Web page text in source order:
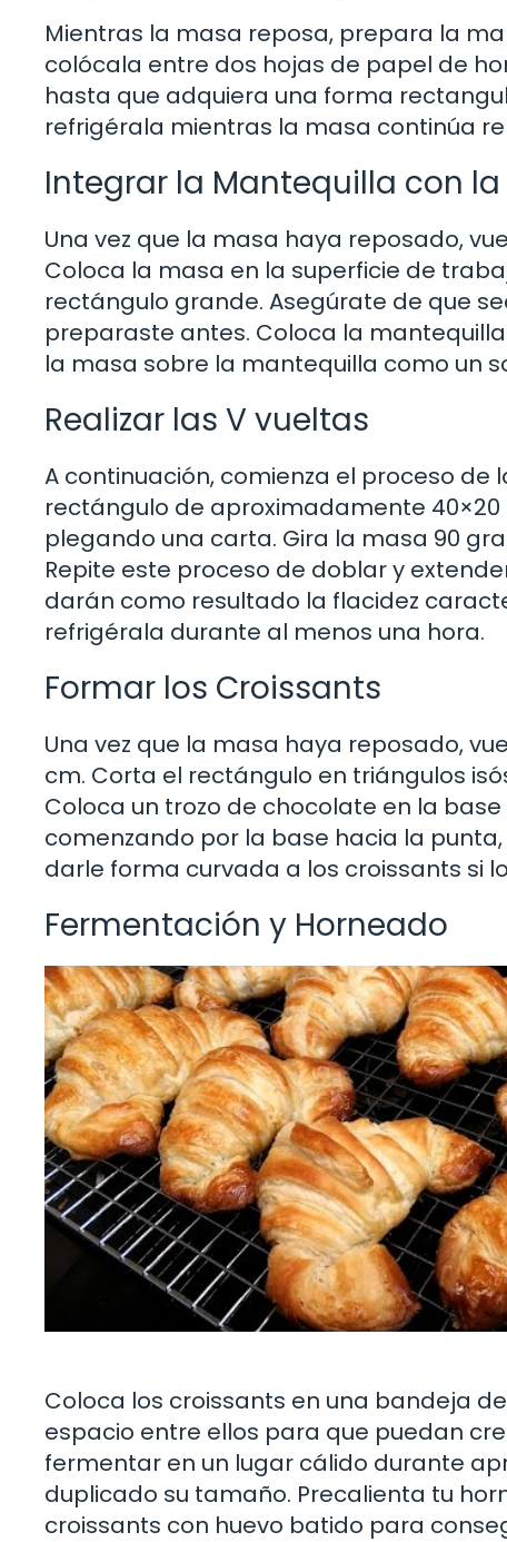
Mientras la masa reposa, prepara la
colócala entre dos hojas de papel de
hasta que adquiera una forma
refrigérala mientras la masa continúa
Integrar la Mantequilla con la
Una vez que la masa haya reposado,
Coloca la masa en la superficie de
rectángulo grande. Asegúrate de que
preparaste antes. Coloca la
la masa sobre la mantequilla como un
Realizar las V vueltas
A continuación, comienza el proceso
rectángulo de aproximadamente
plegando una carta. Gira la masa 90
Repite este proceso de doblar y
darán como resultado la flacidez
refrigérala durante al menos una hora.
Formar los Croissants
Una vez que la masa haya reposado,
cm. Corta el rectángulo en triángulos
Coloca un trozo de chocolate en la
comenzando por la base hacia la
darle forma curvada a los croissants si
Fermentación y Horneado
Coloca los croissants en una bandeja
espacio entre ellos para que puedan
fermentar en un lugar cálido durante
duplicado su tamaño. Precalienta tu
croissants con huevo batido para